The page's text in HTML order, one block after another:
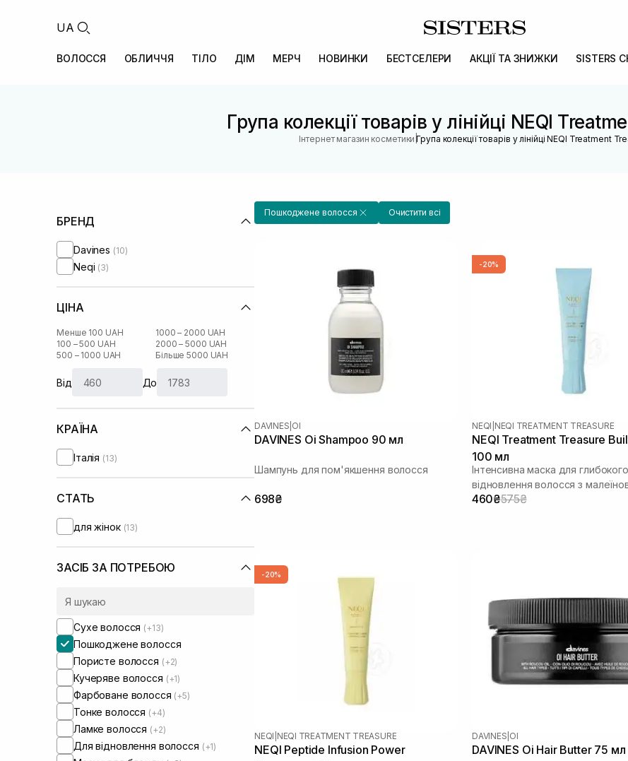
UA
ВОЛОССЯ ОБЛИЧЧЯ ТІЛО ДІМ МЕРЧ НОВИНКИ БЕСТСЕЛЕРИ АКЦІЇ ТА ЗНИЖКИ SISTERS
Група колекції товарів у лінійці NEQI
Інтернет магазин косметики |Група колекції товарів у лінійці NEQI Treatment
БРЕНД
Davines (10)
Neqi (3)
ЦІНА
Менше 100 UAH
100 – 500 UAH
500 – 1000 UAH
1000 – 2000 UAH
2000 – 5000 UAH
Більше 5000 UAH
Від До
КРАЇНА
Італія (13)
СТАТЬ
для жінок (13)
ЗАСІБ ЗА ПОТРЕБОЮ
Сухе волосся (+13)
Пошкоджене волосся
Пористе волосся (+2)
Кучеряве волосся (+1)
Фарбоване волосся (+5)
Тонке волосся (+4)
Ламке волосся (+2)
Для відновлення волосся (+1)
Пошкоджене волосся Очистити всі
DAVINES OI
DAVINES Oi Shampoo 90 мл
Шампунь для пом'якшення волосся
698₴
-20%
NEQI NEQI TREATMENT TREASURE
NEQI Treatment Treasure
100 мл
Інтенсивна маска для глибокого
відновлення волосся з
кислотою
460₴575₴
-20%
NEQI NEQI TREATMENT TREASURE
NEQI Peptide Infusion Power
DAVINES OI
DAVINES Oi Hair Butter 75 мл